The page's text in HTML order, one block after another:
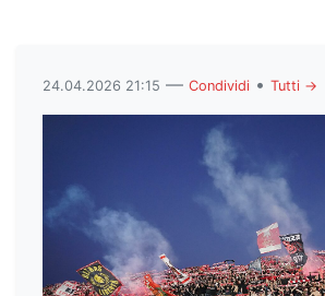
24.04.2026 21:15 — Condividi • Tutti →